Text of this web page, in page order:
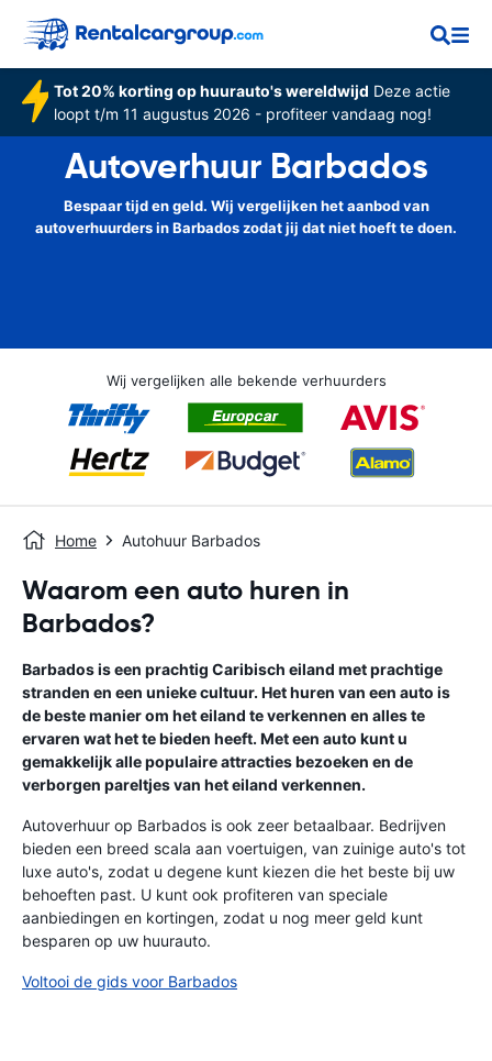
Tot 20% korting op huurauto's wereldwijd Deze actie
loopt t/m 11 augustus 2026 - profiteer vandaag nog!
Autoverhuur Barbados
Bespaar tijd en geld. Wij vergelijken het aanbod van
autoverhuurders in Barbados zodat jij dat niet hoeft te doen.
Wij vergelijken alle bekende verhuurders
Home Autohuur Barbados
Waarom een auto huren in
Barbados?
Barbados is een prachtig Caribisch eiland met prachtige
stranden en een unieke cultuur. Het huren van een auto is
de beste manier om het eiland te verkennen en alles te
ervaren wat het te bieden heeft. Met een auto kunt u
gemakkelijk alle populaire attracties bezoeken en de
verborgen pareltjes van het eiland verkennen.
Autoverhuur op Barbados is ook zeer betaalbaar. Bedrijven
bieden een breed scala aan voertuigen, van zuinige auto's tot
luxe auto's, zodat u degene kunt kiezen die het beste bij uw
behoeften past. U kunt ook profiteren van speciale
aanbiedingen en kortingen, zodat u nog meer geld kunt
besparen op uw huurauto.
Voltooi de gids voor Barbados